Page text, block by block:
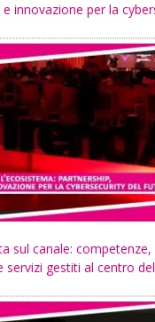
innovazione per la
sul canale: competenze,
servizi gestiti al centro